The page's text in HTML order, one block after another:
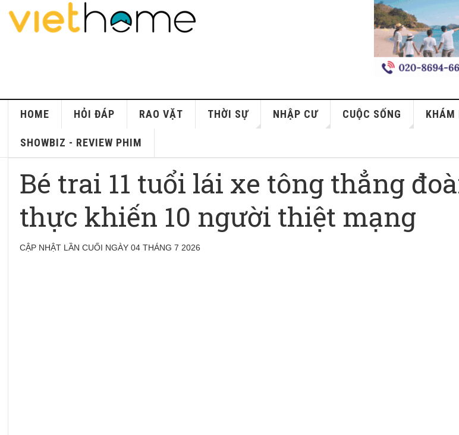
HOME HỎI ĐÁP RAO VẶT THỜI SỰ NHẬP CƯ CUỘC SỐNG KHÁM
SHOWBIZ - REVIEW PHIM
Bé trai 11 tuổi lái xe tông thẳng
thực khiến 10 người thiệt mạng
CẬP NHẬT LẦN CUỐI NGÀY 04 THÁNG 7 2026